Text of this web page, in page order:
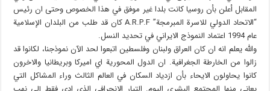
المقابل أعلن بأن روسيا كانت بلدا غير موفق في هذا الخصوص وحتى ان رئيس
“الاتحاد الدولي للاسرة المبرمجة” A.R.P.F كان قد طلب من البلدان الإسلامية
عام 1994 اعتماد النموذج الايراني في تحديد النسل.
والله يعلم انه ان كان العراق ولبنان وفلسطين اتبعوا لحد الآن نموذجنا، لكانوا قد
زالوا من الخارطة الجغرافية. ان الدول المحورية اي اميركا وبريطانيا والاخرون
كانوا يحاولون الايحاء بأن ازدياد السكان في العالم الثالث وراء المشاكل التي